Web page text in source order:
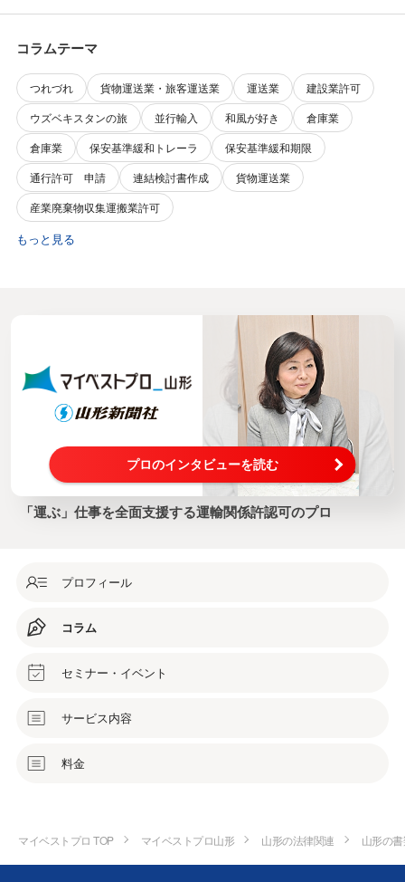
コラムテーマ
つれづれ 貨物運送業・旅客運送業 運送業
建設業許可
ウズベキスタンの旅
並行輸入 和風が好き
倉庫業
倉庫業
保安基準緩和トレーラ
保安基準緩和期限
通行許可 申請
連結検討書作成
貨物運送業
産業廃棄物収集運搬業許可
もっと見る
プロのインタビューを読む
「運ぶ」仕事を全面支援する運輸関係許認可のプロ
プロフィール
コラム
セミナー・イベント
サービス内容
料金
マイベストプロ TOP マイベストプロ山形 山形の法律関連 山形の